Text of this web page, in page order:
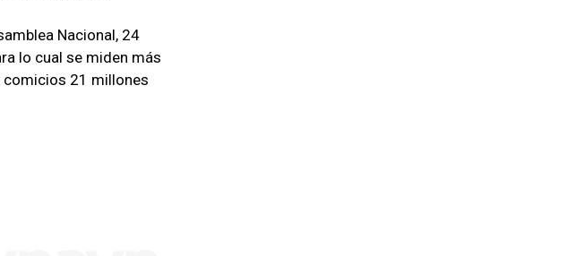
Nacional, 24
lo cual se miden más
comicios 21 millones